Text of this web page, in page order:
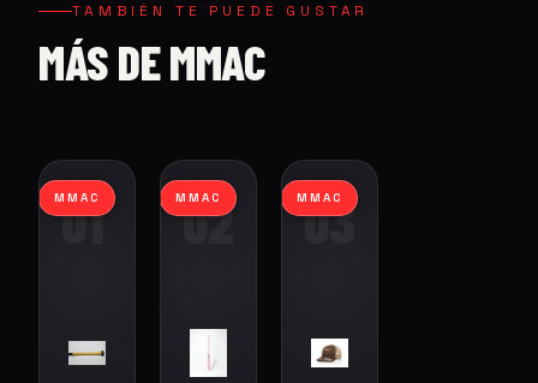
TAMBIÉN TE PUEDE GUSTAR
MÁS DE MMAC
01
MMAC 02
MMAC 03
MMAC